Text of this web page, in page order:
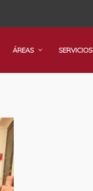
ÁREAS SERVICIOS